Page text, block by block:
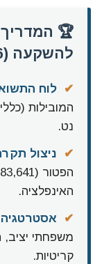
🏆
להשקעה (2026)
✔ לוח
נט.
✔ ניצול
האינפלציה.
✔
משפחתי יציב,
קריטיות.